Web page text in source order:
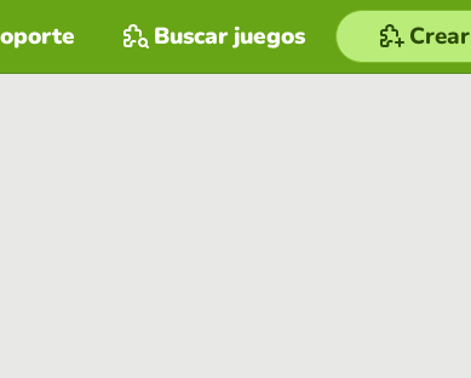
Buscar juegos Crear